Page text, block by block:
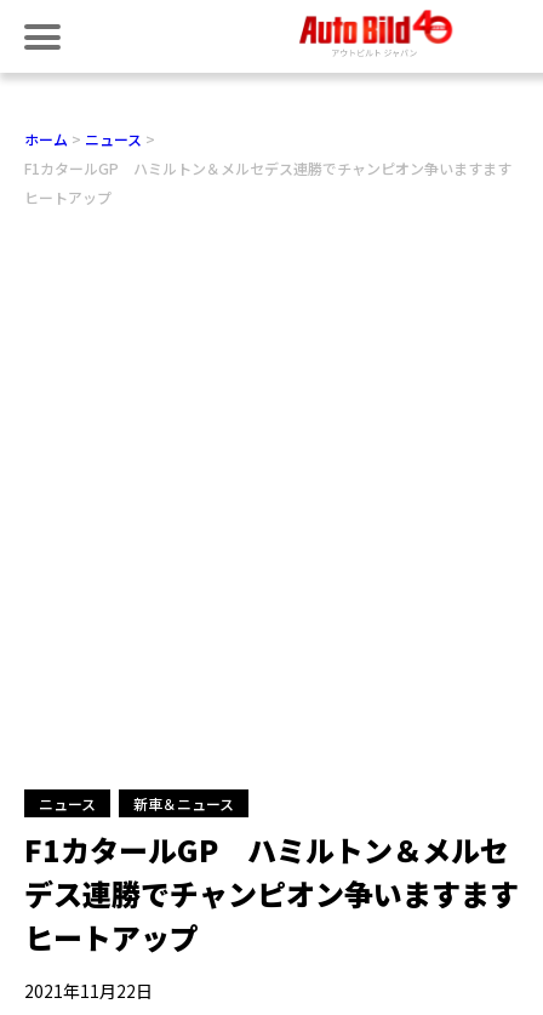
ホーム
ニュース
F1カタールGP ハミルトン＆メルセデス連勝でチャンピオン争いますます
ヒートアップ
ニュース 新車＆ニュース
F1カタールGP ハミルトン＆メルセ
デス連勝でチャンピオン争いますます
ヒートアップ
2021年11月22日